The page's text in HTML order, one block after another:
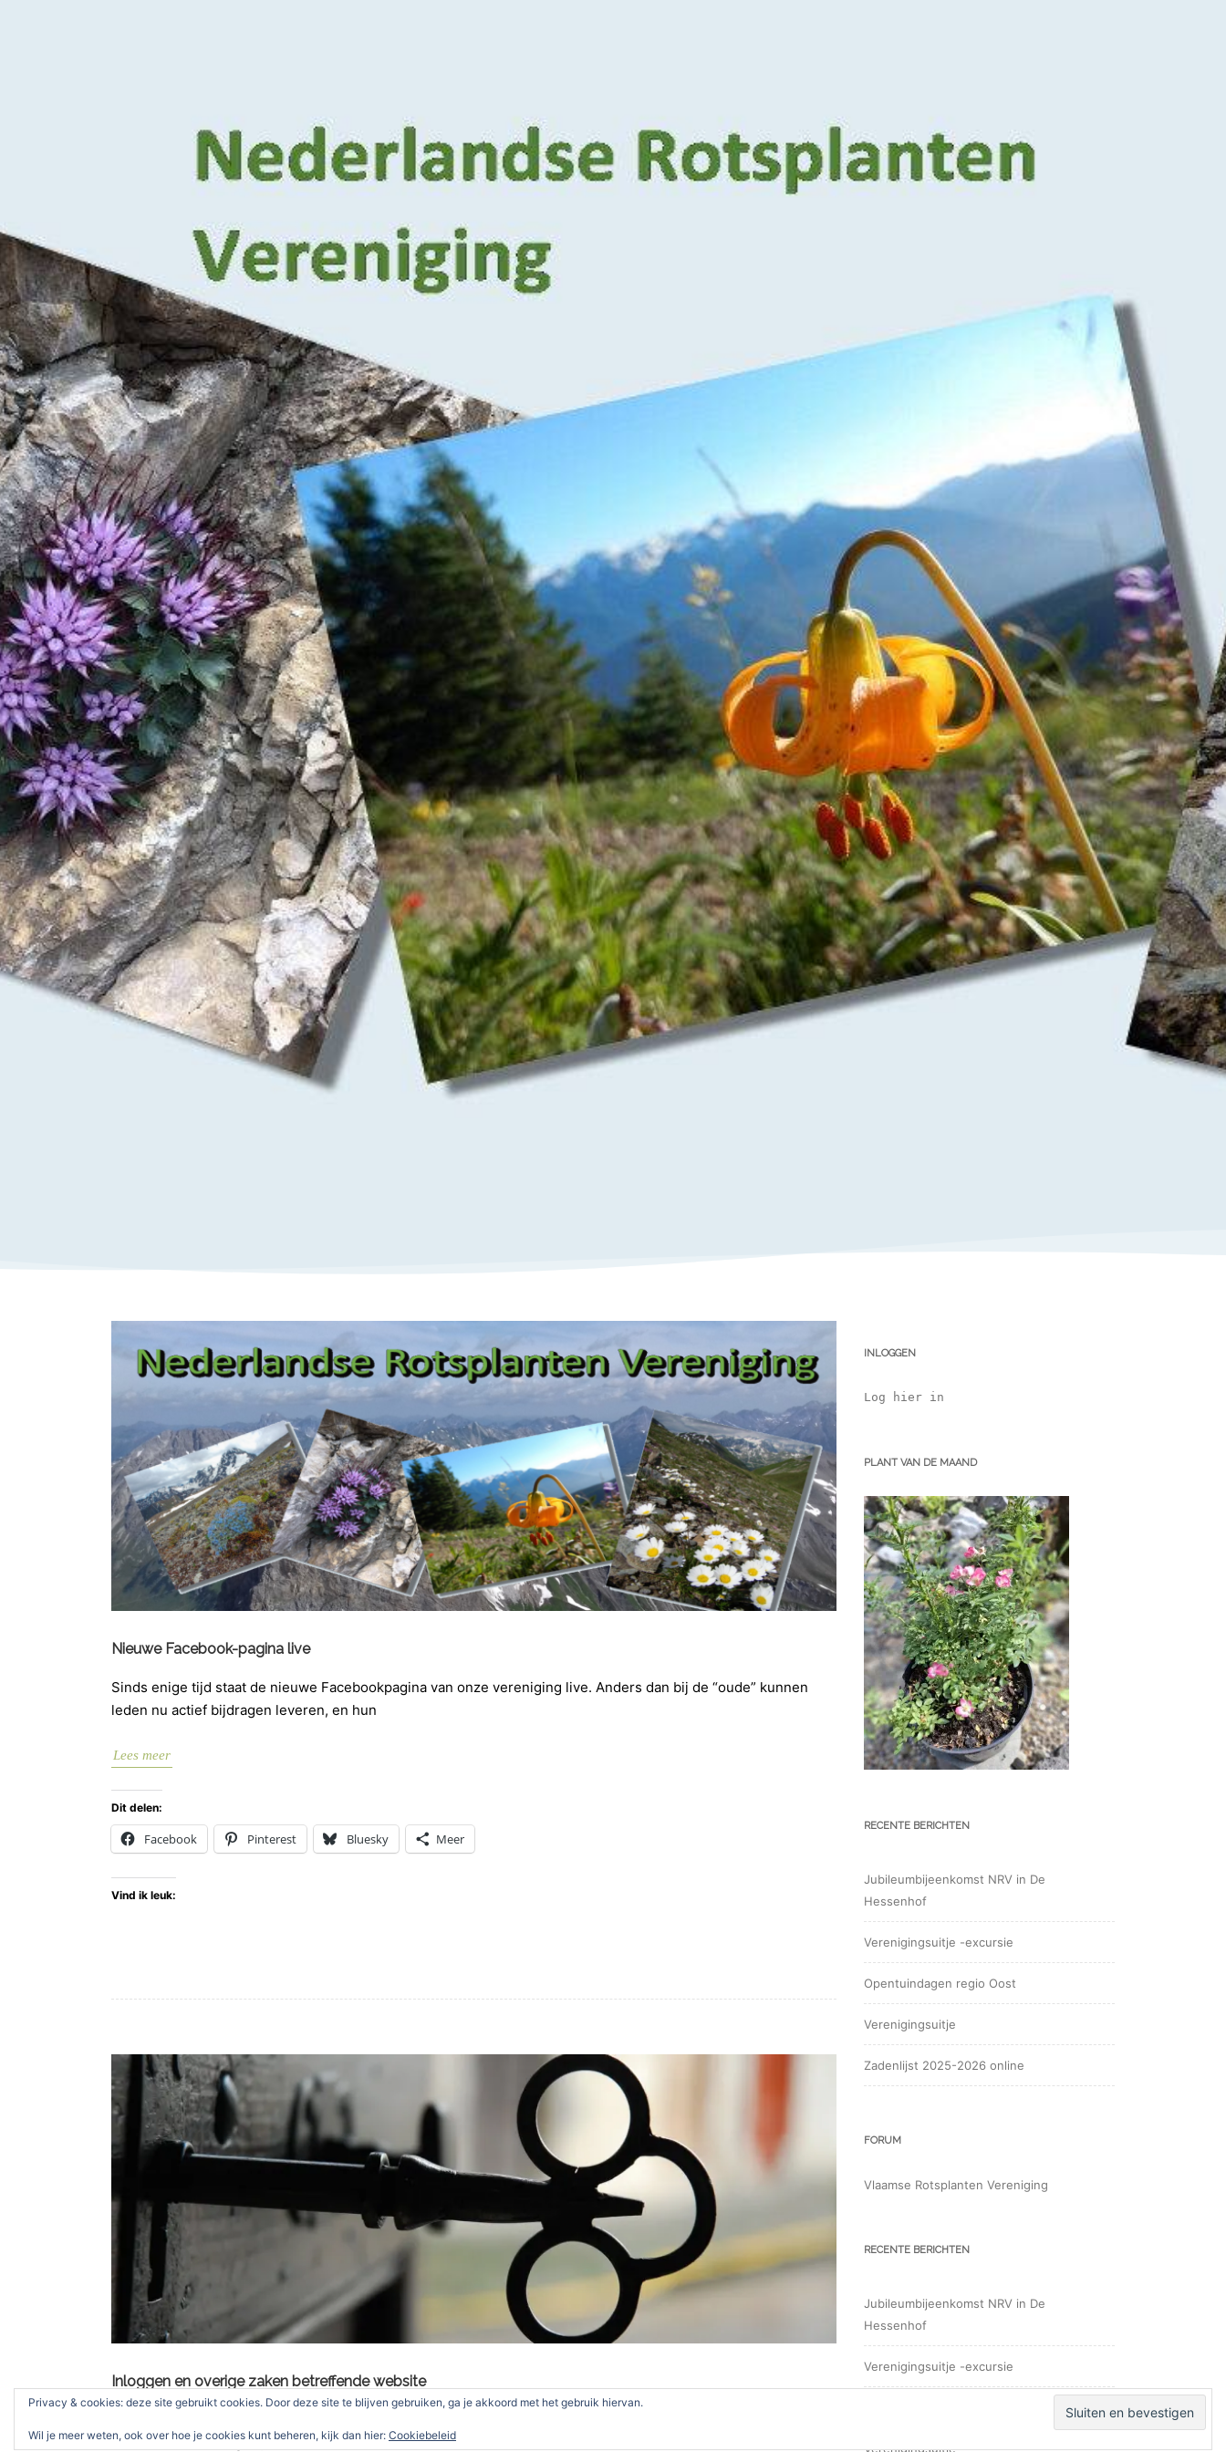
Nieuwe Facebook-pagina live
Sinds enige tijd staat de nieuwe Facebookpagina van onze vereniging live. Anders dan bij de “oude” kunnen
leden nu actief bijdragen leveren, en hun
Lees meer
Dit delen:
Facebook Pinterest Bluesky Meer
Vind ik leuk:
Inloggen en overige zaken betreffende website
mediabeheerder legt zijn taken neer.
INLOGGEN
Log hier in
PLANT VAN DE MAAND
RECENTE BERICHTEN
Jubileumbijeenkomst NRV in De
Hessenhof
Verenigingsuitje -excursie
Opentuindagen regio Oost
Verenigingsuitje
Zadenlijst 2025-2026 online
FORUM
Vlaamse Rotsplanten Vereniging
RECENTE BERICHTEN
Jubileumbijeenkomst NRV in De
Hessenhof
Verenigingsuitje -excursie
Verenigingsuitje
Privacy & cookies: deze site gebruikt cookies. Door deze site te blijven gebruiken, ga je akkoord met het gebruik hiervan.
Wil je meer weten, ook over hoe je cookies kunt beheren, kijk dan hier: Cookiebeleid